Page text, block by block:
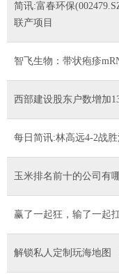
简讯:富春环保
联产项目
智飞生物：带状疱疹
西部建设股东户数增加
每日简讯:林高远4-2战
玉米排名前十的公司有
赢了一起狂，输了一起
解锁私人定制玩海地图